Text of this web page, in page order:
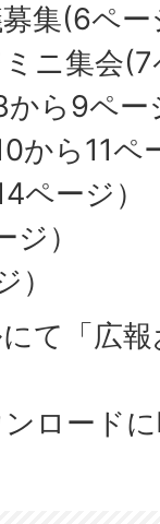
集(6ペー
ニ集会
ら9ペー
から11ペ
ページ）
）
て「広
ロード